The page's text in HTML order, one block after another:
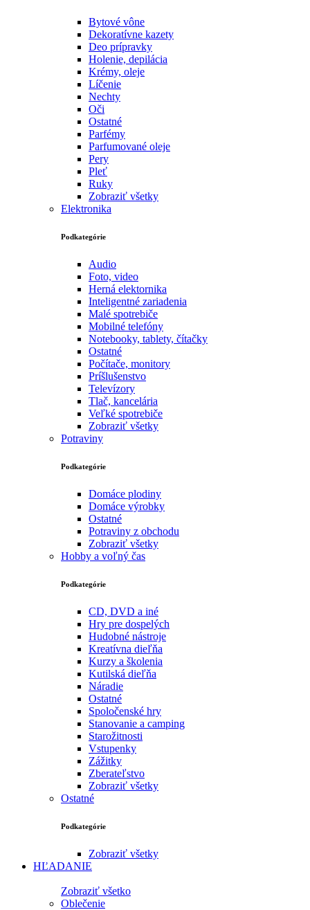
Bytové vône
Dekoratívne kazety
Deo prípravky
Holenie, depilácia
Krémy, oleje
Líčenie
Nechty
Oči
Ostatné
Parfémy
Parfumované oleje
Pery
Pleť
Ruky
Zobraziť všetky
Elektronika
Podkategórie
Audio
Foto, video
Herná elektornika
Inteligentné zariadenia
Malé spotrebiče
Mobilné telefóny
Notebooky, tablety, čítačky
Ostatné
Počítače, monitory
Príšlušenstvo
Televízory
Tlač, kancelária
Veľké spotrebiče
Zobraziť všetky
Potraviny
Podkategórie
Domáce plodiny
Domáce výrobky
Ostatné
Potraviny z obchodu
Zobraziť všetky
Hobby a voľný čas
Podkategórie
CD, DVD a iné
Hry pre dospelých
Hudobné nástroje
Kreatívna dieľňa
Kurzy a školenia
Kutilská dieľňa
Náradie
Ostatné
Spoločenské hry
Stanovanie a camping
Starožitnosti
Vstupenky
Zážitky
Zberateľstvo
Zobraziť všetky
Ostatné
Podkategórie
Zobraziť všetky
HĽADANIE
Zobraziť všetko
Oblečenie